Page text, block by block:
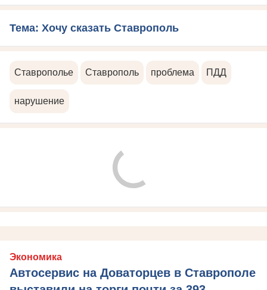
Тема: Хочу сказать Ставрополь
Ставрополье Ставрополь проблема ПДД
нарушение
Экономика
Автосервис на Доваторцев в Ставрополе